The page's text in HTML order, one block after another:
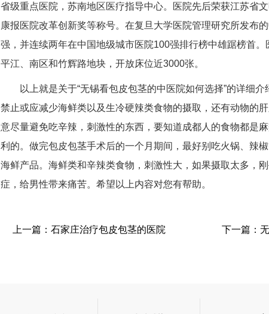
省级重点医院，苏南地区医疗指导中心。医院先后荣获江苏省
康报医院改革创新奖等称号。在复旦大学医院管理研究所发布
强，并连续两年在中国地级城市医院100强排行榜中雄踞榜首。
平江、南区和竹辉路地块，开放床位近3000张。
以上就是关于“无锡看包皮包茎的中医院如何选择”的详细
禁止或应减少海鲜类以及生冷硬辣类食物的摄取，还有动物的
意尽量避免吃辛辣，刺激性的东西，要知道成都人的食物都是
利的。做完包皮包茎手术后的一个月期间，最好别吃火锅、辣
海鲜产品。海鲜类和辛辣类食物，刺激性大，如果摄取太多，
症，给男性带来痛苦。希望以上内容对您有帮助。
上一篇： 石家庄治疗包皮包茎的医院 下一篇：